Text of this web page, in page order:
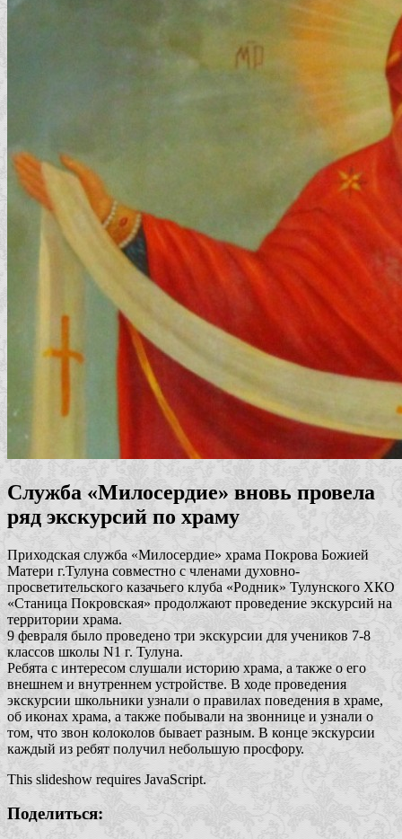
Служба «Милосердие» вновь провела
ряд экскурсий по храму
Приходская служба «Милосердие» храма Покрова Божией
Матери г.Тулуна совместно с членами духовно-
просветительского казачьего клуба «Родник» Тулунского ХКО
«Станица Покровская» продолжают проведение экскурсий на
территории храма.
9 февраля было проведено три экскурсии для учеников 7-8
классов школы N1 г. Тулуна.
Ребята с интересом слушали историю храма, а также о его
внешнем и внутреннем устройстве. В ходе проведения
экскурсии школьники узнали о правилах поведения в храме,
об иконах храма, а также побывали на звоннице и узнали о
том, что звон колоколов бывает разным. В конце экскурсии
каждый из ребят получил небольшую просфору.
This slideshow requires JavaScript.
Поделиться: